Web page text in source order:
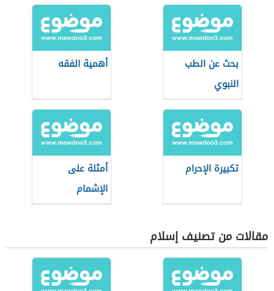
بحث عن الطب
النبوي
أهمية الفقه
تكبيرة الإحرام
أمثلة على
الإشمام
مقالات من تصنيف إسلام